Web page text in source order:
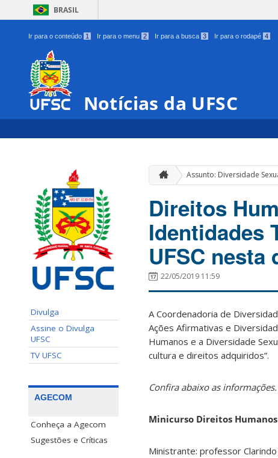
BRASIL
Ir para o conteúdo 1 Ir para o menu 2 Ir para a busca 3 Ir para o rodapé 4
Notícias da UFSC
Divulga
Assine o Divulga
UFSC
TV UFSC
AGECOM
Conheça a Agecom
Sugestões e Críticas
Assunto: Diversidade
Direitos
Identidades
UFSC nesta
22/05/2019 11:59
A Coordenadoria de
Ações Afirmativas e
Humanos e a Diversidade
cultura e direitos adquiridos”.
Confira abaixo as informações.
Minicurso Direitos
Ministrante: professor Clarindo